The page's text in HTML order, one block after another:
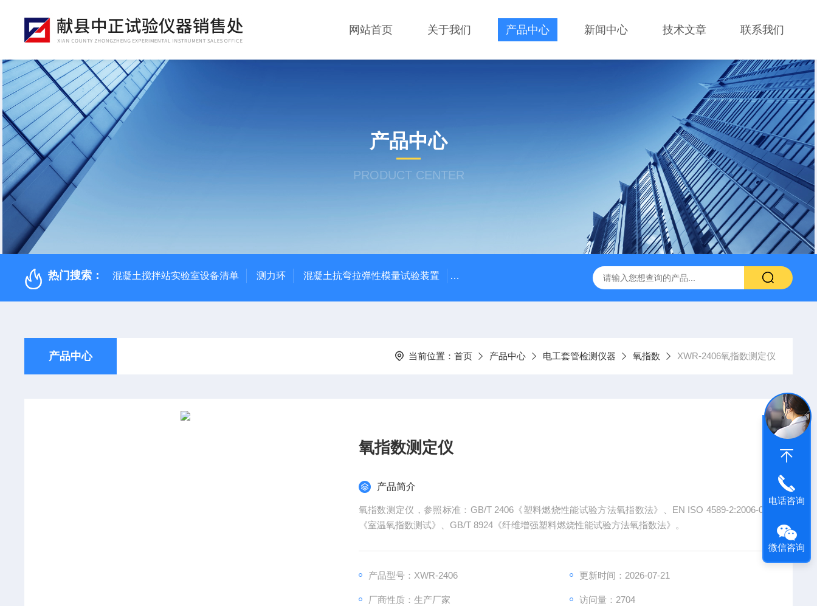
网站首页 关于我们 产品中心 新闻中心 技术文章 联系我们
产品中心
PRODUCT CENTER
热门搜索： 混凝土搅拌站实验室设备清单 测力环 混凝土抗弯拉弹性模量试验装置 混凝土塌落度试验仪 钢结构防火涂料测厚仪 砂基透水砖透水速率试验装置
产品中心 当前位置： 首页 产品中心 电工套管检测仪器 氧指数 XWR-2406氧指数测定仪
氧指数测定仪
产品简介
氧指数测定仪，参照标准：GB/T 2406《塑料燃烧性能试验方法氧指数法》、EN ISO 4589-2:2006-06
《室温氧指数测试》、GB/T 8924《纤维增强塑料燃烧性能试验方法氧指数法》。
产品型号：XWR-2406 更新时间：2026-07-21
厂商性质：生产厂家 访问量：2704
电话咨询
微信咨询